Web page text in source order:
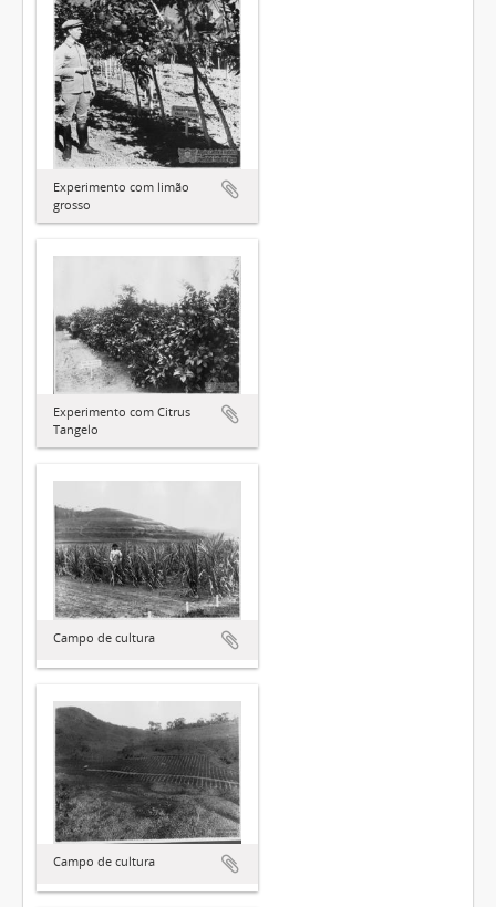
Experimento com limão
grosso
Experimento com Citrus
Tangelo
Campo de cultura
Campo de cultura